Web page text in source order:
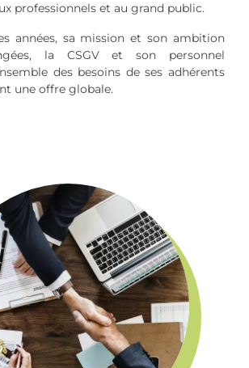
professionnels et au grand public.
années, sa mission et son ambition
la CSGV et son personnel
des besoins de ses adhérents
une offre globale.